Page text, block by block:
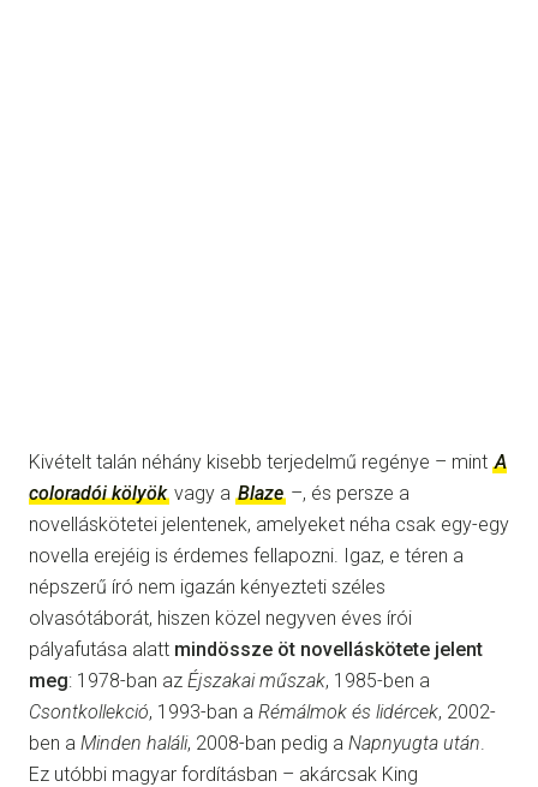
Kivételt talán néhány kisebb terjedelmű regénye – mint A
coloradói kölyök vagy a Blaze –, és persze a
novelláskötetei jelentenek, amelyeket néha csak egy-egy
novella erejéig is érdemes fellapozni. Igaz, e téren a
népszerű író nem igazán kényezteti széles
olvasótáborát, hiszen közel negyven éves írói
pályafutása alatt mindössze öt novelláskötete jelent
meg: 1978-ban az Éjszakai műszak, 1985-ben a
Csontkollekció, 1993-ban a Rémálmok és lidércek, 2002-
ben a Minden haláli, 2008-ban pedig a Napnyugta után
Ez utóbbi magyar fordításban – akárcsak King